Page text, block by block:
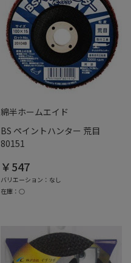
綿半ホームエイド
BS ペイントハンター 荒目
80151
￥547
バリエーション：なし
在庫：○